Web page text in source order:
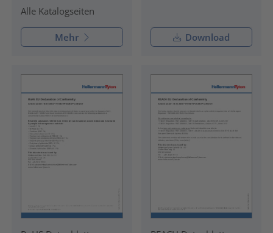
Alle Katalogseiten
Mehr Download